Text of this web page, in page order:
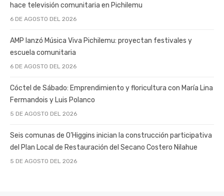
hace televisión comunitaria en Pichilemu
6 DE AGOSTO DEL 2026
AMP lanzó Música Viva Pichilemu: proyectan festivales y
escuela comunitaria
6 DE AGOSTO DEL 2026
Cóctel de Sábado: Emprendimiento y floricultura con María Lina
Fermandois y Luis Polanco
5 DE AGOSTO DEL 2026
Seis comunas de O’Higgins inician la construcción participativa
del Plan Local de Restauración del Secano Costero Nilahue
5 DE AGOSTO DEL 2026